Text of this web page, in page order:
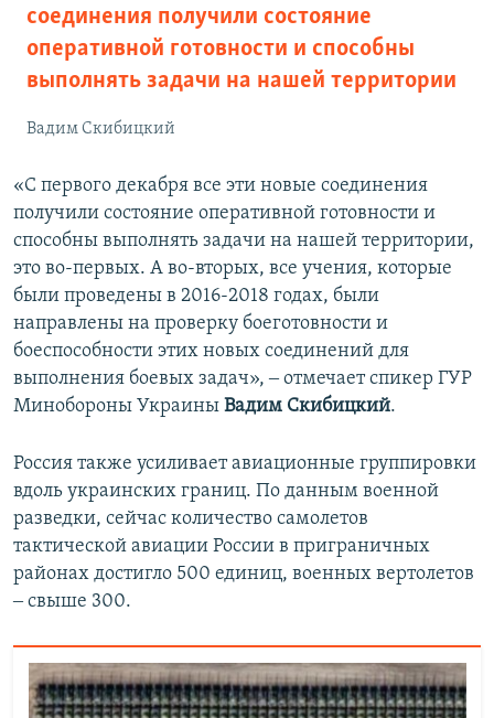
соединения получили состояние
оперативной готовности и способны
выполнять задачи на нашей территории
Вадим Скибицкий
«С первого декабря все эти новые соединения
получили состояние оперативной готовности и
способны выполнять задачи на нашей территории,
это во-первых. А во-вторых, все учения, которые
были проведены в 2016-2018 годах, были
направлены на проверку боеготовности и
боеспособности этих новых соединений для
выполнения боевых задач», ‒ отмечает спикер ГУР
Минобороны Украины Вадим Скибицкий.
Россия также усиливает авиационные группировки
вдоль украинских границ. По данным военной
разведки, сейчас количество самолетов
тактической авиации России в приграничных
районах достигло 500 единиц, военных вертолетов
‒ свыше 300.